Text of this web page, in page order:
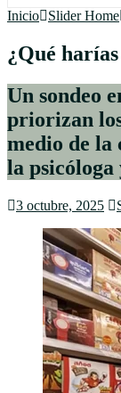
Inicio Slider Home
¿Qué
Un sondeo
priorizan
medio de la
la
3 octubre, 2025